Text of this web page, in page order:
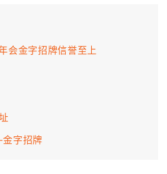
会金字招牌信誉至上
字招牌